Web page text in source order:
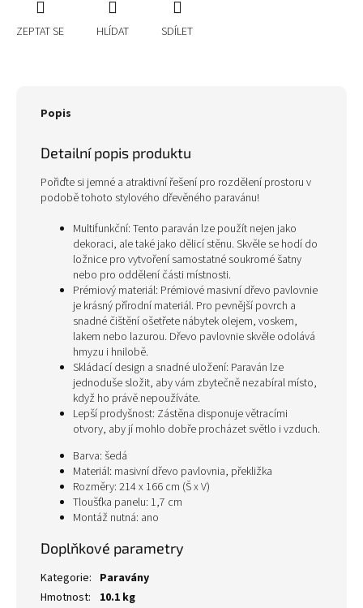
ZEPTAT SE HLÍDAT SDÍLET
Popis
Detailní popis produktu
Pořiďte si jemné a atraktivní řešení pro rozdělení prostoru v
podobě tohoto stylového dřevěného paravánu!
Multifunkční: Tento paraván lze použít nejen jako
dekoraci, ale také jako dělicí stěnu. Skvěle se hodí do
ložnice pro vytvoření samostatné soukromé šatny
nebo pro oddělení části místnosti.
Prémiový materiál: Prémiové masivní dřevo pavlovnie
je krásný přírodní materiál. Pro pevnější povrch a
snadné čištění ošetřete nábytek olejem, voskem,
lakem nebo lazurou. Dřevo pavlovnie skvěle odolává
hmyzu i hnilobě.
Skládací design a snadné uložení: Paraván lze
jednoduše složit, aby vám zbytečně nezabíral místo,
když ho právě nepoužíváte.
Lepší prodyšnost: Zástěna disponuje větracími
otvory, aby jí mohlo dobře procházet světlo i vzduch.
Barva: šedá
Materiál: masivní dřevo pavlovnia, překližka
Rozměry: 214 x 166 cm (Š x V)
Tloušťka panelu: 1,7 cm
Montáž nutná: ano
Doplňkové parametry
Kategorie: Paravány
Hmotnost: 10.1 kg